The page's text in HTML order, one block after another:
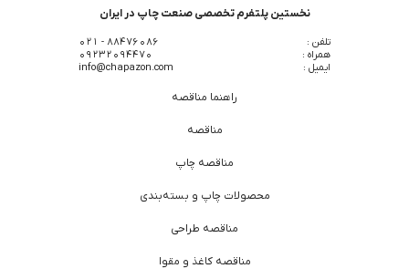
نخستین پلتفرم تخصصی صنعت چاپ در ایران
تلفن :
88476086 - 021
همراه :
09232094470
ایمیل :
info@chapazon.com
راهنما مناقصه
مناقصه
مناقصه چاپ
محصولات چاپ و بسته‌بندی
مناقصه طراحی
مناقصه کاغذ و مقوا